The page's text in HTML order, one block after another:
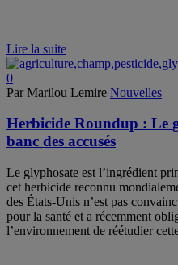
Lire la suite
0
Par Marilou Lemire Nouvelles
Herbicide Roundup : Le
banc des accusés
Le glyphosate est l’ingrédient
cet herbicide reconnu
des États-Unis n’est pas
pour la santé et a récemment
l’environnement de réétudier